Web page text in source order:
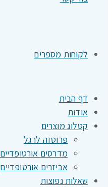
לקוחות מספרים
דף הבית
אודות
קטלוג מוצרים
פרוטזה לרגל
מדרסים אורטופדיים
אביזרים אורטופדיים
שאלות נפוצות